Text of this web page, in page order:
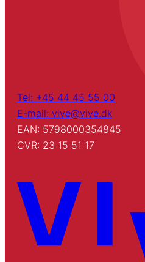
Tel: +45 44 45 55 00
E-mail: vive@vive.dk
EAN: 5798000354845
CVR: 23 15 51 17